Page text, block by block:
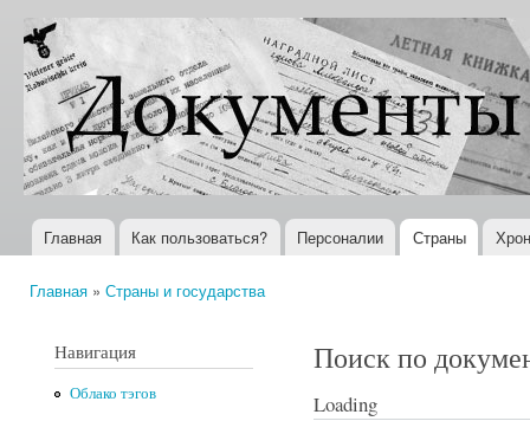
Документы
XX века
Всемирная
история в
Интернете
Главное меню
Главная Как пользоваться? Персоналии Страны
Главная » Страны и государства
Навигация
Облако тэгов
Поиск по
Loading